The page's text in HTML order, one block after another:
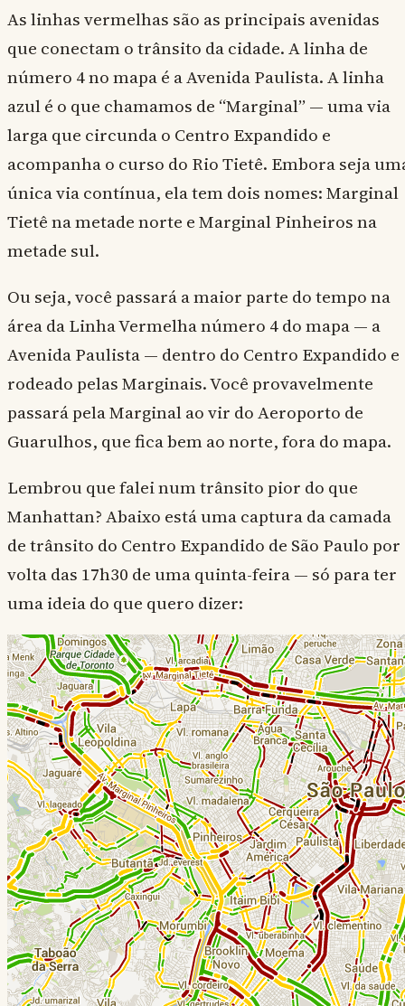
As linhas vermelhas são as principais avenidas
que conectam o trânsito da cidade. A linha de
número 4 no mapa é a Avenida Paulista. A linha
azul é o que chamamos de “Marginal” — uma via
larga que circunda o Centro Expandido e
acompanha o curso do Rio Tietê. Embora seja
única via contínua, ela tem dois nomes: Marginal
Tietê na metade norte e Marginal Pinheiros na
metade sul.
Ou seja, você passará a maior parte do tempo na
área da Linha Vermelha número 4 do mapa — a
Avenida Paulista — dentro do Centro Expandido e
rodeado pelas Marginais. Você provavelmente
passará pela Marginal ao vir do Aeroporto de
Guarulhos, que fica bem ao norte, fora do mapa.
Lembrou que falei num trânsito pior do que
Manhattan? Abaixo está uma captura da camada
de trânsito do Centro Expandido de São Paulo por
volta das 17h30 de uma quinta-feira — só para ter
uma ideia do que quero dizer: